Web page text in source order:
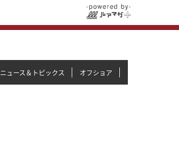
ニュース＆トピックス オフショア